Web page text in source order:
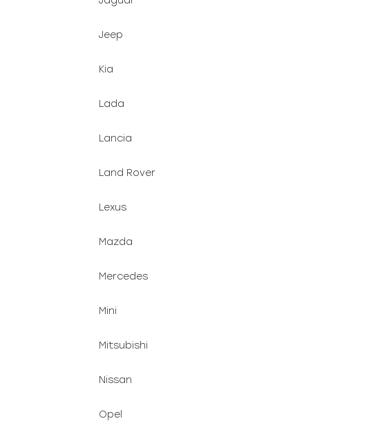
Jeep
Kia
Lada
Lancia
Land Rover
Lexus
Mazda
Mercedes
Mini
Mitsubishi
Nissan
Opel